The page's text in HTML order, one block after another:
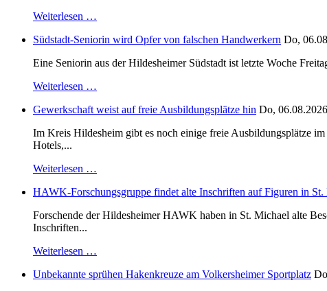
Weiterlesen …
Südstadt-Seniorin wird Opfer von falschen Handwerkern Do,
Eine Seniorin aus der Hildesheimer Südstadt ist letzte Woche
Weiterlesen …
Gewerkschaft weist auf freie Ausbildungsplätze hin Do,
Im Kreis Hildesheim gibt es noch einige freie Ausbildungsplätze
Hotels,...
Weiterlesen …
HAWK-Forschungsgruppe findet alte Inschriften auf Figuren in St.
Forschende der Hildesheimer HAWK haben in St. Michael alte
Inschriften...
Weiterlesen …
Unbekannte sprühen Hakenkreuze am Volkersheimer Sportplatz